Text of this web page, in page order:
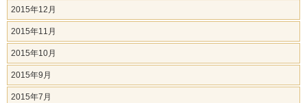
2015年12月
2015年11月
2015年10月
2015年9月
2015年7月